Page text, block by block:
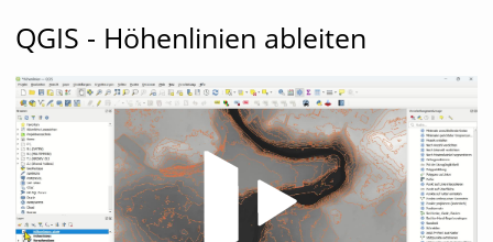
QGIS - Höhenlinien ableiten